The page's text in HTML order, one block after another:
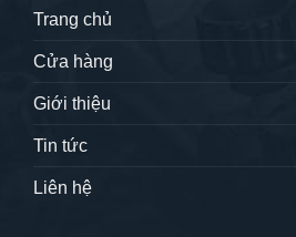
Trang chủ
Cửa hàng
Giới thiệu
Tin tức
Liên hệ